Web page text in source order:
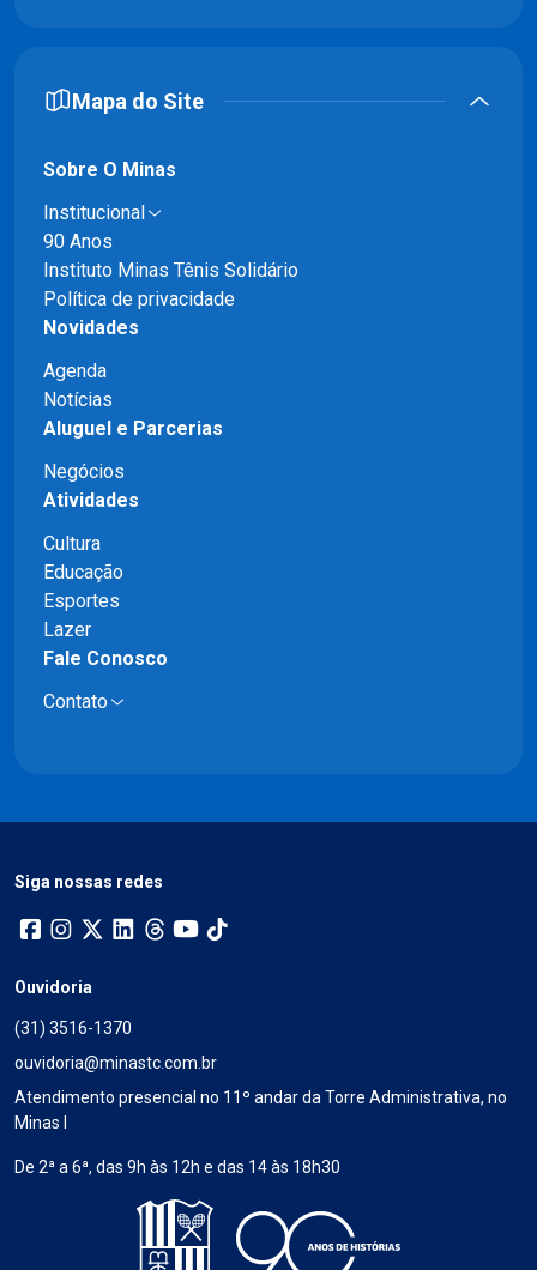
Mapa do Site
Sobre O Minas
Institucional
90 Anos
Instituto Minas Tênis Solidário
Política de privacidade
Novidades
Agenda
Notícias
Aluguel e Parcerias
Negócios
Atividades
Cultura
Educação
Esportes
Lazer
Fale Conosco
Contato
Siga nossas redes
Ouvidoria
(31) 3516-1370
ouvidoria@minastc.com.br
Atendimento presencial no 11º andar da Torre Administrativa, no
Minas I
De 2ª a 6ª, das 9h às 12h e das 14 às 18h30